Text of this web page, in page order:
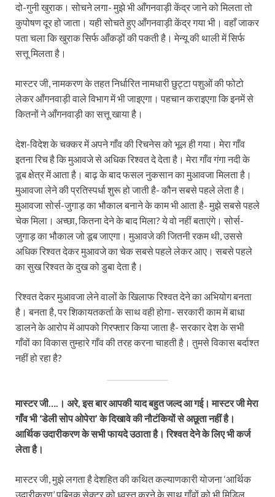
दो-गुनी खुराक। सोचने लगा- मुझे भी आँगनवाड़ी केंद्र जाने को मिलता तो
कुपोषण दूर हो जाता। यही सोचते हुए आँगनवाड़ी केंद्र गया भी। वहाँ जाकर
पता चला कि खुराक सिर्फ आँकड़ों की पकती है। मेन्यू की थाली में सिर्फ
सत्तू मिलता है।
मास्टर जी, नामकरण के तहत निर्धारित नामधारी छुट्टा पशुओं की फोटो
लेकर आँगनवाड़ी वाले विभाग में भी जाइएगा। पहचान कराइएगा कि इनमें से
कितनों ने आँगनवाड़ी का सत्तू खाया है।
देश-विदेश के चक्कर में अपने गाँव की रिचनेस को भूल ही गया। मेरा गाँव
इतना रिच है कि मुआवजे से अधिक रिश्वत दे देता है। मेरा गाँव गंगा नदी के
डूब क्षेत्र में आता है। बाढ़ के बाद फसल नुकसान का मुआवजा मिलता है।
मुआवजा लेने की प्रतिस्पर्धा शुरू हो जाती है- कौन सबसे पहले लेता है।
मुआवजा सोर्स-जुगाड़ का भौकाल बनाने के काम भी आता है- मुझे सबसे पहले
चेक मिला। अच्छा, कितना देने के बाद मिला? ये वो नहीं बताएंगे। सोर्स-
जुगाड़ का भौकाल जो डूब जाएगा। मुआवजे की जितनी रकम थी, उससे
अधिक रिश्वत देकर मुआवजे का चेक सबसे पहले लेकर आए। सबसे पहले
का सुख रिश्वत के दुख को डुबा देता है।
रिश्वत देकर मुआवजा लेने वालों के खिलाफ रिश्वत देने का अभियोग बनता
है। बनता है, पर शिकायतकर्ता के साथ वही होगा- सरकारी काम में बाधा
डालने के आरोप में आपको गिरफ्तार किया जाता है- सरकार देश के सभी
गाँवों का विकास तुम्हारे गाँव की तरह करना चाहती है। तुमसे विकास बर्दाश्त
नहीं हो रहा है?
मास्टर जी….। अरे, इस बार आपकी याद बहुत जल्द आ गई। मास्टर जी मेरा
गाँव भी ‘डेली सोप ओपेरा’ के दिखावे की नौटंकियों से अछूता नहीं है।
आर्थिक उदारीकरण के सभी फायदे उठाता है। रिश्वत देने के लिए भी कर्ज
लेता है।
मास्टर जी, मुझे लगता है देशहित की कथित कल्याणकारी योजना ‘आर्थिक
उदारीकरण’ पब्लिक सेक्टर को ध्वस्त करने के साथ गाँवों को भी मिडिल